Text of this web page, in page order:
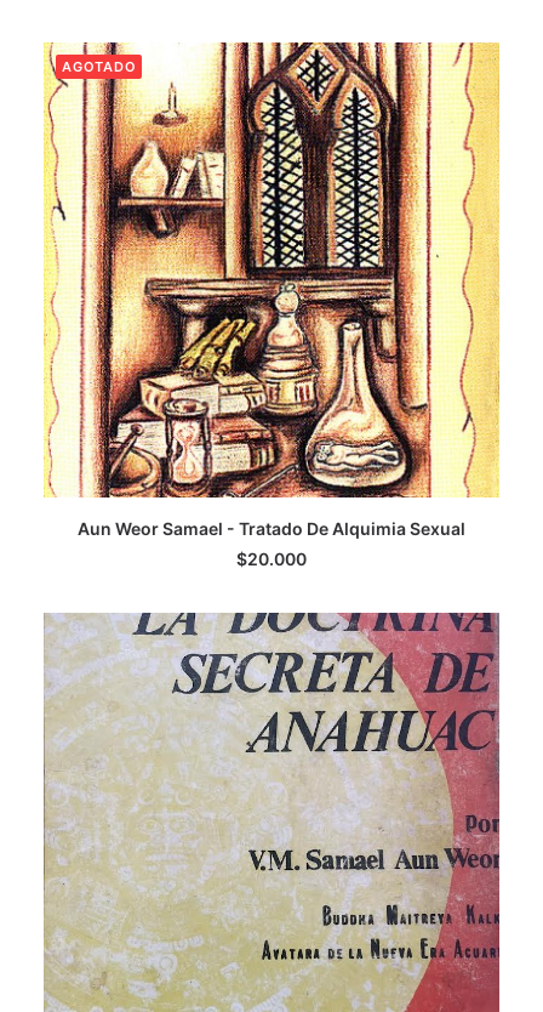
AGOTADO
LEER MÁS
Aun Weor Samael - Tratado De Alquimia Sexual
$20.000